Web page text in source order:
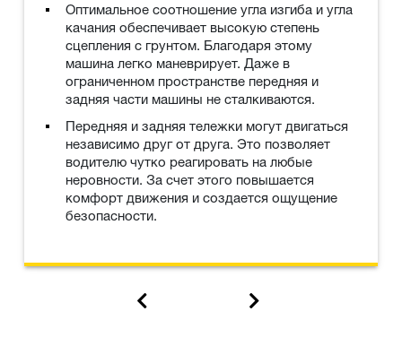
Оптимальное соотношение угла изгиба и угла
качания обеспечивает высокую степень
сцепления с грунтом. Благодаря этому
машина легко маневрирует. Даже в
ограниченном пространстве передняя и
задняя части машины не сталкиваются.
Передняя и задняя тележки могут двигаться
независимо друг от друга. Это позволяет
водителю чутко реагировать на любые
неровности. За счет этого повышается
комфорт движения и создается ощущение
безопасности.